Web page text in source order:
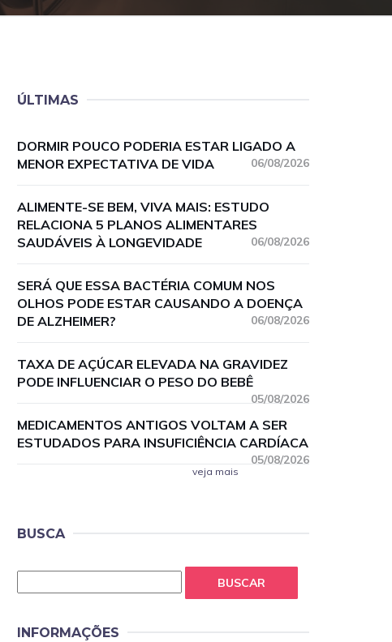
ÚLTIMAS
DORMIR POUCO PODERIA ESTAR LIGADO A
MENOR EXPECTATIVA DE VIDA
06/08/2026
ALIMENTE-SE BEM, VIVA MAIS: ESTUDO
RELACIONA 5 PLANOS ALIMENTARES
SAUDÁVEIS À LONGEVIDADE
06/08/2026
SERÁ QUE ESSA BACTÉRIA COMUM NOS
OLHOS PODE ESTAR CAUSANDO A DOENÇA
DE ALZHEIMER?
06/08/2026
TAXA DE AÇÚCAR ELEVADA NA GRAVIDEZ
PODE INFLUENCIAR O PESO DO BEBÊ
05/08/2026
MEDICAMENTOS ANTIGOS VOLTAM A SER
ESTUDADOS PARA INSUFICIÊNCIA CARDÍACA
05/08/2026
veja mais
BUSCA
BUSCAR
INFORMAÇÕES